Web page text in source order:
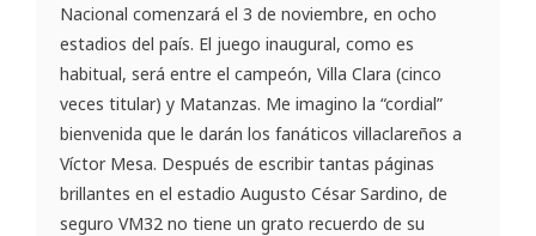
Nacional comenzará el 3 de noviembre, en ocho
estadios del país. El juego inaugural, como es
habitual, será entre el campeón, Villa Clara (cinco
veces titular) y Matanzas. Me imagino la “cordial”
bienvenida que le darán los fanáticos villaclareños a
Víctor Mesa. Después de escribir tantas páginas
brillantes en el estadio Augusto César Sardino, de
seguro VM32 no tiene un grato recuerdo de su